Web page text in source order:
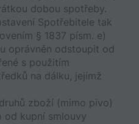
dobou spotřeby.
Spotřebitele tak
§ 1837 písm. e)
oprávněn odstoupit od
s použitím
na dálku, jejímž
zboží (mimo pivo)
od kupní smlouvy